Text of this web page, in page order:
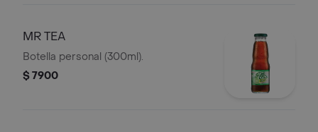
MR TEA
Botella personal (300ml).
$ 7900